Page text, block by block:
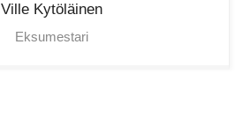
Ville Kytöläinen
Eksumestari